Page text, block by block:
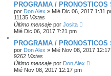
PROGRAMA /
por Don Alex » Mié Dic 06, 2017 1:31
11135 Vistas
Último mensaje por Josita
Mié Dic 06, 2017 7:21 pm
PROGRAMA /
por Don Alex » Mié Nov 08, 2017
9262 Vistas
Último mensaje por Don Alex
Mié Nov 08, 2017 12:17 pm